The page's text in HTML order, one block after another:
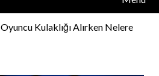
Oyuncu Kulaklığı Alırken Nelere